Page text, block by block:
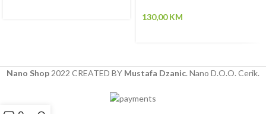
130,00KM
Nano Shop 2022 CREATED BY Mustafa Dzanic. Nano D.O.O. Cerik.